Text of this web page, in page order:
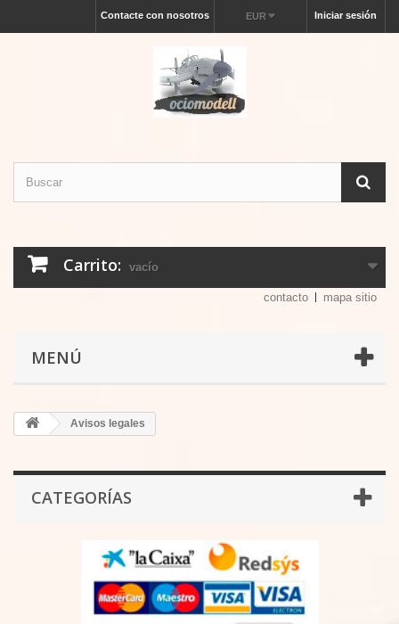
Iniciar sesión
EUR
Contacte con nosotros
Carrito: vacío
contacto mapa sitio
MENÚ
Avisos legales
CATEGORÍAS